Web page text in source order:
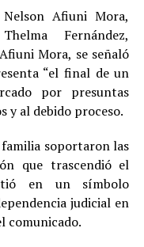
Afiuni Mora,
Fernández,
Mora, se señaló
“el final de un
por presuntas
y al debido proceso.
soportaron las
que trascendió el
en un símbolo
judicial en
comunicado.